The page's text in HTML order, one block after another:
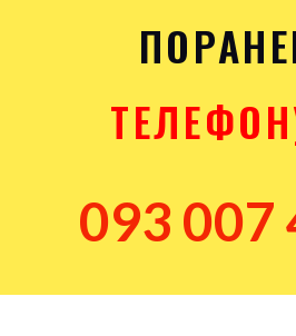
093 007